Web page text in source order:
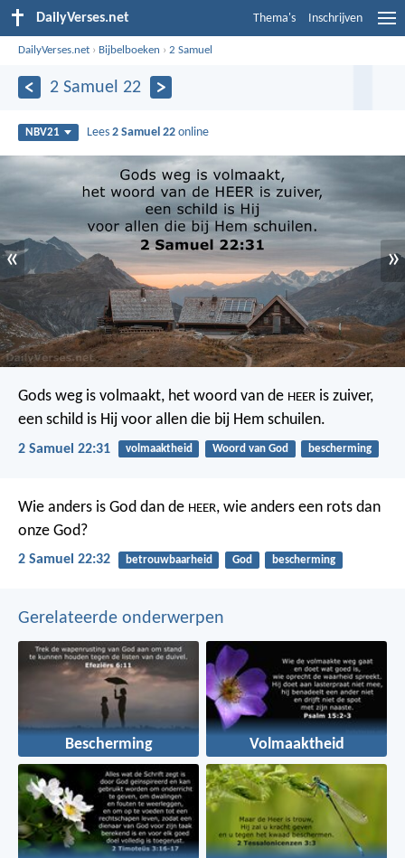
DailyVerses.net Thema's Inschrijven
DailyVerses.net › Bijbelboeken ›2 Samuel
2 Samuel 22
NBV21 Lees2 Samuel 22 online
« »
Gods weg is volmaakt, het woord van de HEER is zuiver,
een schild is Hij voor allen die bij Hem schuilen.
2 Samuel 22:31 volmaaktheid Woord van God bescherming
Wie anders is God dan de HEER, wie anders een rots dan
onze God?
2 Samuel 22:32 betrouwbaarheid God bescherming
Gerelateerde onderwerpen
Bescherming Volmaaktheid